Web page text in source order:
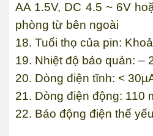
AA 1.5V, DC 4.5 ~ 6V
phòng từ bên ngoài
18. Tuổi thọ của pin:
19. Nhiệt độ bảo quản: –
20. Dòng điện tĩnh: <
21. Dòng điện động: 110
22. Báo động điện thế